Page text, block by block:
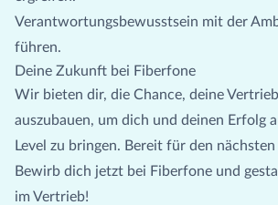
Verantwortungsbewusstsein mit der
führen.
Deine Zukunft bei Fiberfone
Wir bieten dir, die Chance, deine
auszubauen, um dich und deinen Erfolg
Level zu bringen. Bereit für den
Bewirb dich jetzt bei Fiberfone und
im Vertrieb!